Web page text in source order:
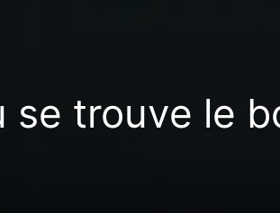
se trouve le